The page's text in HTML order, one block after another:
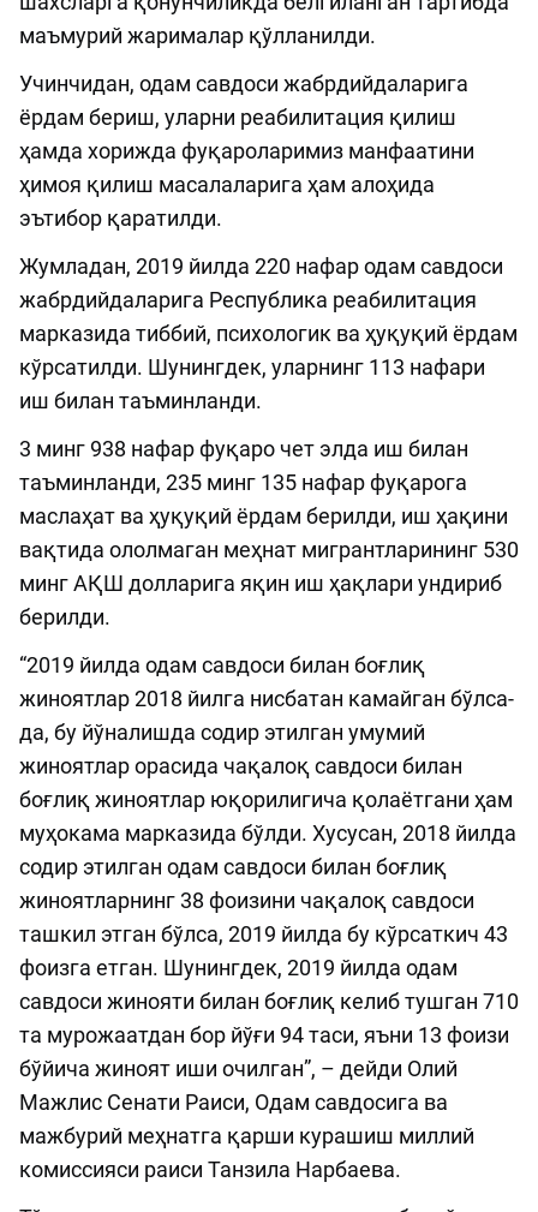
маъмурий жарималар қўлланилди.
Учинчидан, одам савдоси жабрдийдаларига
ёрдам бериш, уларни реабилитация қилиш
ҳамда хорижда фуқароларимиз манфаатини
ҳимоя қилиш масалаларига ҳам алоҳида
эътибор қаратилди.
Жумладан, 2019 йилда 220 нафар одам савдоси
жабрдийдаларига Республика реабилитация
марказида тиббий, психологик ва ҳуқуқий ёрдам
кўрсатилди. Шунингдек, уларнинг 113 нафари
иш билан таъминланди.
3 минг 938 нафар фуқаро чет элда иш билан
таъминланди, 235 минг 135 нафар фуқарога
маслаҳат ва ҳуқуқий ёрдам берилди, иш ҳақини
вақтида ололмаган меҳнат мигрантларининг 530
минг АҚШ долларига яқин иш ҳақлари ундириб
берилди.
“2019 йилда одам савдоси билан боғлиқ
жиноятлар 2018 йилга нисбатан камайган бўлса-
да, бу йўналишда содир этилган умумий
жиноятлар орасида чақалоқ савдоси билан
боғлиқ жиноятлар юқорилигича қолаётгани ҳам
муҳокама марказида бўлди. Хусусан, 2018 йилда
содир этилган одам савдоси билан боғлиқ
жиноятларнинг 38 фоизини чақалоқ савдоси
ташкил этган бўлса, 2019 йилда бу кўрсаткич 43
фоизга етган. Шунингдек, 2019 йилда одам
савдоси жинояти билан боғлиқ келиб тушган 710
та мурожаатдан бор йўғи 94 таси, яъни 13 фоизи
бўйича жиноят иши очилган”, – дейди Олий
Мажлис Сенати Раиси, Одам савдосига ва
мажбурий меҳнатга қарши курашиш миллий
комиссияси раиси Танзила Нарбаева.